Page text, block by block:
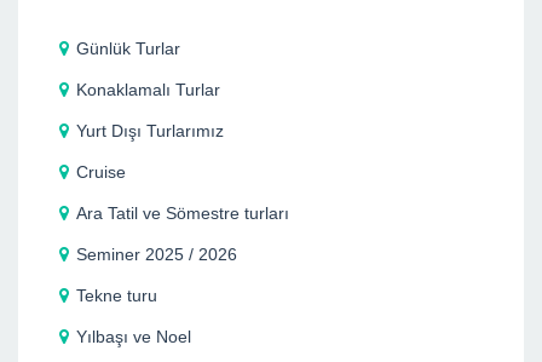
Günlük Turlar
Konaklamalı Turlar
Yurt Dışı Turlarımız
Cruise
Ara Tatil ve Sömestre turları
Seminer 2025 / 2026
Tekne turu
Yılbaşı ve Noel